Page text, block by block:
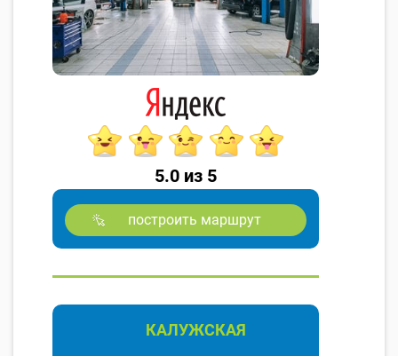
5.0 из 5
построить маршрут
КАЛУЖСКАЯ